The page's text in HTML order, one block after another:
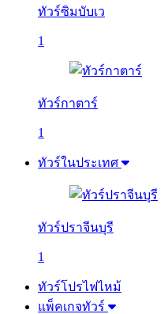
ทัวร์ซิมบับเว
1
ทัวร์กาตาร์
1
ทัวร์ในประเทศ
ทัวร์ปราจีนบุรี
1
ทัวร์โปรไฟไหม้
แพ็คเกจทัวร์